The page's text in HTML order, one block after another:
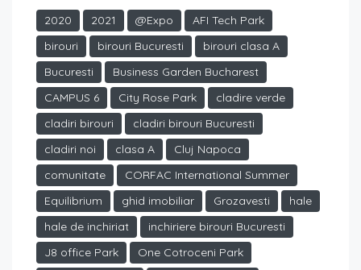
2020 2021 @Expo
AFI Tech Park
birouri
birouri Bucuresti
birouri clasa A
Bucuresti
Business Garden Bucharest
CAMPUS 6
City Rose Park
cladire verde
cladiri birouri
cladiri birouri Bucuresti
cladiri noi
clasa A
Cluj Napoca
comunitate
CORFAC International Summer
Equilibrium
ghid imobiliar Grozavesti
hale
hale de inchiriat
inchiriere birouri Bucuresti
J8 office Park
One Cotroceni Park